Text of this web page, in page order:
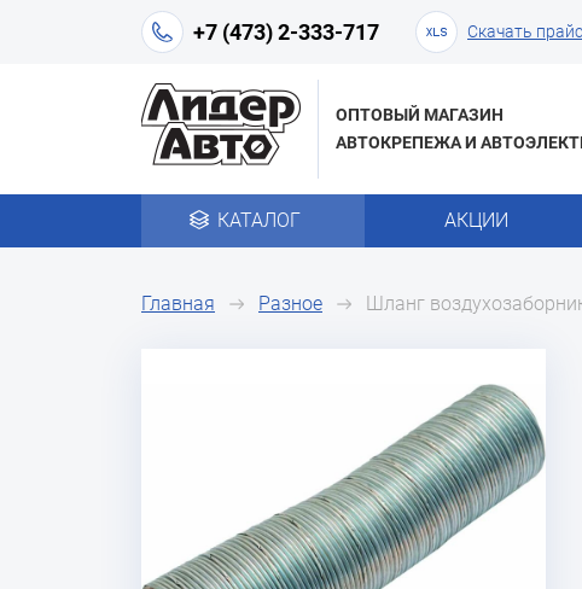
+7 (473) 2-333-717 Скачать прайс
ОПТОВЫЙ МАГАЗИН
АВТОКРЕПЕЖА И
КАТАЛОГ АКЦИИ
Главная Разное Шланг